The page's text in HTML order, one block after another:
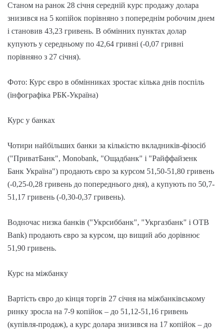
Станом на ранок 28 січня середній курс продажу долара
знизився на 5 копійок порівняно з попереднім робочим днем
і становив 43,23 гривень. В обмінних пунктах долар
купують у середньому по 42,64 гривні (-0,07 гривні
порівняно з 27 січня).
Фото: Курс євро в обмінниках зростає кілька днів поспіль
(інфографіка РБК-Україна)
Курс у банках
Чотири найбільших банки за кількістю вкладників-фізосіб
("ПриватБанк", Monobank, "Ощадбанк" і "Райффайзенк
Банк Україна") продають євро за курсом 51,50-51,80 гривень
(-0,25-0,28 гривень до попереднього дня), а купують по 50,7-
51,17 гривень (-0,30-0,37 гривень).
Водночас низка банків ("Укрсиббанк", "Укргазбанк" і OTB
Bank) продають євро за курсом, що вищий або дорівнює
51,90 гривень.
Курс на міжбанку
Вартість євро до кінця торгів 27 січня на міжбанківському
ринку зросла на 7-9 копійок – до 51,12-51,16 гривень
(купівля-продаж), а курс долара знизився на 17 копійок – до